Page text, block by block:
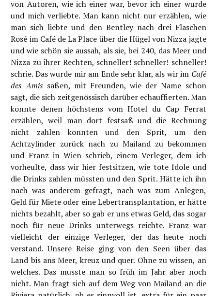
von Autoren, wie ich einer war, bevor ich einer wurde
und mich verliebte. Man kann nicht nur erzählen, wie
man sich liebte und den Bentley nach drei Flaschen
Rosé im Café de La Place über die Hügel von Nizza jagte
und wie schön sie aussah, als sie, bei 240, das Meer und
Nizza zu ihrer Rechten, schneller! schneller! schneller!
schrie. Das wurde mir am Ende sehr klar, als wir im Café
des Amissaßen, mit Freunden, wie der Name schon
sagt, die sich zeitgenössisch darüber echauffierten. Man
konnte denen höchstens vom Hotel du Cap Ferrat
erzählen, weil man dort festsaß und die Rechnung
nicht zahlen konnten und den Sprit, um den
Achtzylinder zurück nach zu Mailand zu bekommen
und Franz in Wien schrieb, einem Verleger, dem ich
vorheulte, dass wir hier festsitzen, wie tote Idole und
die Drinks zahlen müssten und den Sprit. Hätte ich ihn
nach was anderem gefragt, nach was zum Anlegen,
Geld für Miete oder eine Lebertransplantation, er hätte
nichts bezahlt, aber so gab er uns etwas Geld, das sogar
noch für neue Drinks unterwegs reichte. Franz war
vielleicht der einzige Verleger, der das heute noch
verstand. Unsere Reise ging von den Seen über das
Land bis ans Meer, kreuz und quer. Ohne zu wissen, an
welches. Das musste man so früh im Jahr aber noch
nicht. Man fragt sich auf dem Weg von Mailand an die